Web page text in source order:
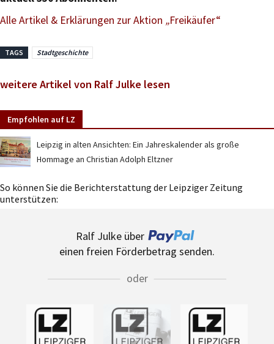
Alle Artikel & Erklärungen zur Aktion „Freikäufer“
TAGS Stadtgeschichte
weitere Artikel von Ralf Julke lesen
Empfohlen auf LZ
Leipzig in alten Ansichten: Ein Jahreskalender als große
Hommage an Christian Adolph Eltzner
So können Sie die Berichterstattung der Leipziger Zeitung
unterstützen:
Ralf Julke über
einen freien Förderbetrag senden.
oder